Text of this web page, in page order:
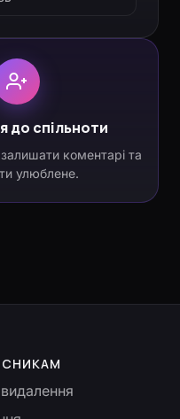
до спільноти
коментарі та
улюблене.